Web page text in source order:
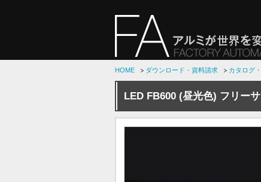
HOME ダウンロード・資料請求 カタログ
LED FB600 (昼光色) フリー